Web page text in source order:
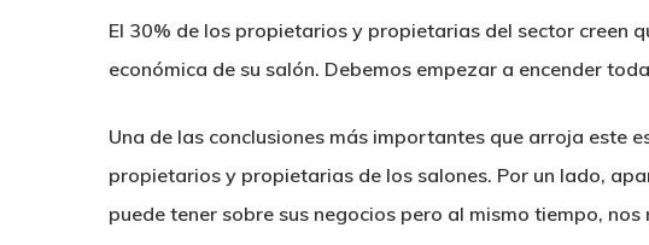
El 30% de los propietarios y propietarias del sector creen
económica de su salón. Debemos empezar a encender
Una de las conclusiones más importantes que arroja este
propietarios y propietarias de los salones. Por un lado,
puede tener sobre sus negocios pero al mismo tiempo,